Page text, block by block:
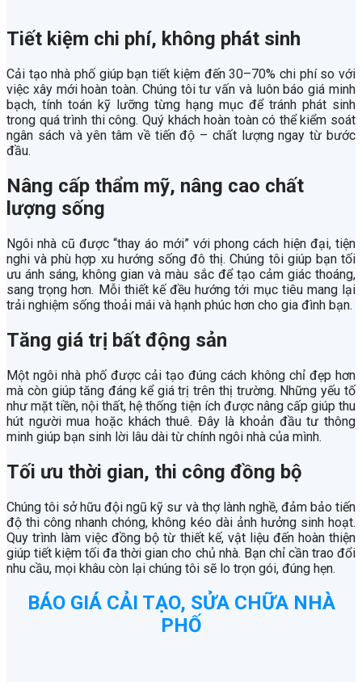
Tiết kiệm chi phí, không phát sinh
Cải tạo nhà phố giúp bạn tiết kiệm đến 30–70% chi phí so với
việc xây mới hoàn toàn. Chúng tôi tư vấn và luôn báo giá minh
bạch, tính toán kỹ lưỡng từng hạng mục để tránh phát sinh
trong quá trình thi công. Quý khách hoàn toàn có thể kiểm soát
ngân sách và yên tâm về tiến độ – chất lượng ngay từ bước
đầu.
Nâng cấp thẩm mỹ, nâng cao chất
lượng sống
Ngôi nhà cũ được “thay áo mới” với phong cách hiện đại, tiện
nghi và phù hợp xu hướng sống đô thị. Chúng tôi giúp bạn tối
ưu ánh sáng, không gian và màu sắc để tạo cảm giác thoáng,
sang trọng hơn. Mỗi thiết kế đều hướng tới mục tiêu mang lại
trải nghiệm sống thoải mái và hạnh phúc hơn cho gia đình bạn.
Tăng giá trị bất động sản
Một ngôi nhà phố được cải tạo đúng cách không chỉ đẹp hơn
mà còn giúp tăng đáng kể giá trị trên thị trường. Những yếu tố
như mặt tiền, nội thất, hệ thống tiện ích được nâng cấp giúp thu
hút người mua hoặc khách thuê. Đây là khoản đầu tư thông
minh giúp bạn sinh lời lâu dài từ chính ngôi nhà của mình.
Tối ưu thời gian, thi công đồng bộ
Chúng tôi sở hữu đội ngũ kỹ sư và thợ lành nghề, đảm bảo tiến
độ thi công nhanh chóng, không kéo dài ảnh hưởng sinh hoạt.
Quy trình làm việc đồng bộ từ thiết kế, vật liệu đến hoàn thiện
giúp tiết kiệm tối đa thời gian cho chủ nhà. Bạn chỉ cần trao đổi
nhu cầu, mọi khâu còn lại chúng tôi sẽ lo trọn gói, đúng hẹn.
BÁO GIÁ CẢI TẠO, SỬA CHỮA NHÀ
PHỐ